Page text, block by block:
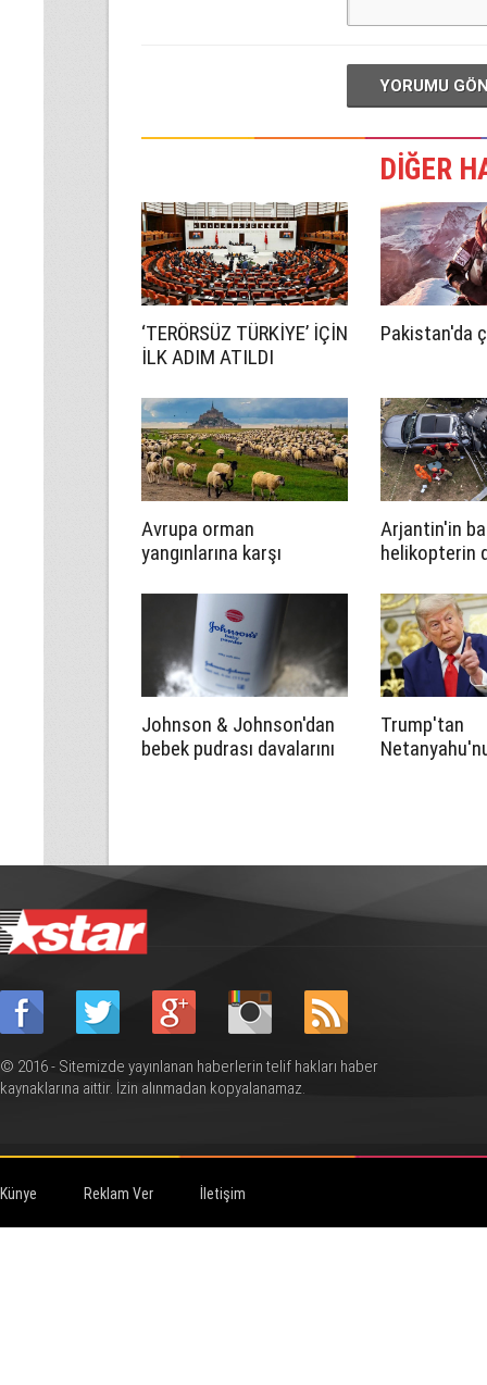
YORUMU
DİĞER
‘TERÖRSÜZ TÜRKİYE’ İÇİN
İLK ADIM ATILDI
Pakistan'da
Avrupa orman
yangınlarına karşı
koyunlarda arıyor
Arjantin'in
helikopterin
Johnson & Johnson'dan
bebek pudrası davalarını
Trump'tan
© 2016 - Sitemizde yayınlanan haberlerin telif hakları haber
kaynaklarına aittir. İzin alınmadan kopyalanamaz.
Künye Reklam Ver İletişim